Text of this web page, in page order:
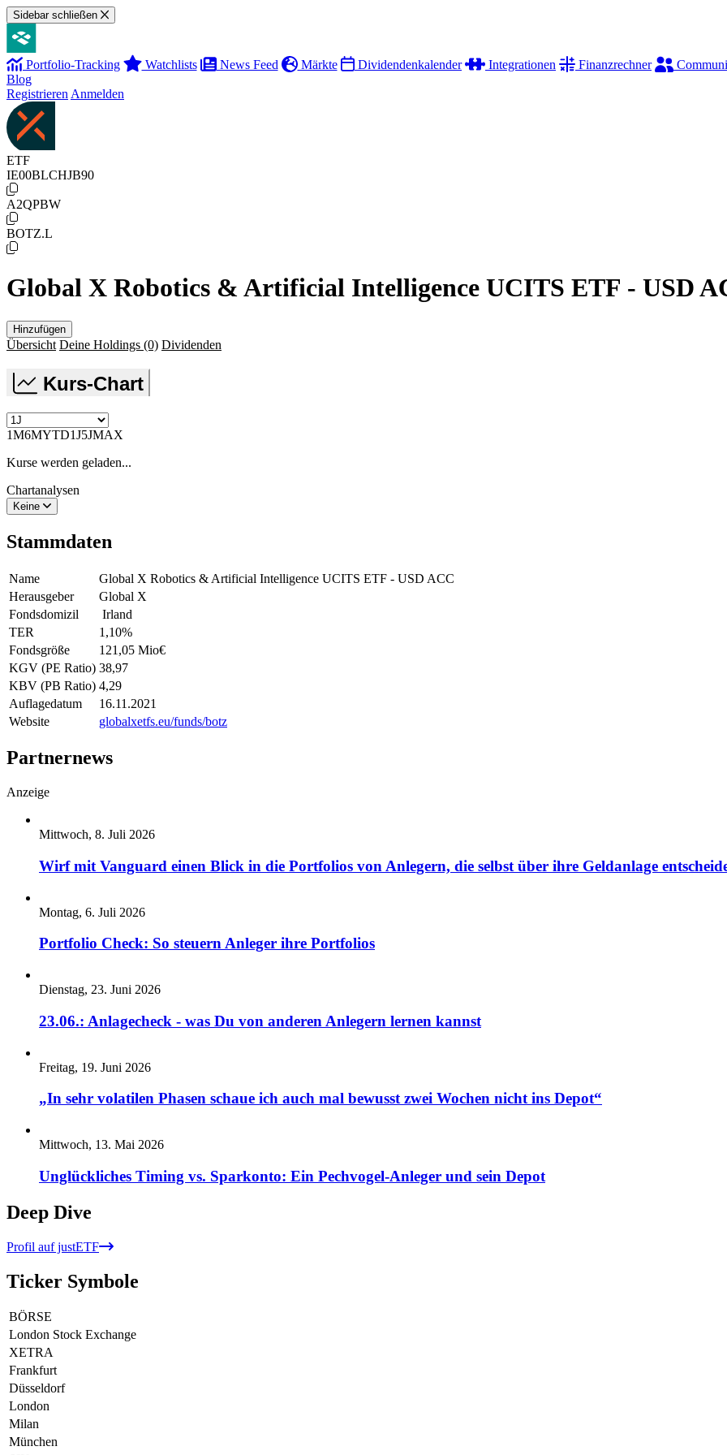
Sidebar schließen
Portfolio-Tracking Watchlists News Feed Märkte Dividendenkalender Integrationen Finanzrechner
Blog
Registrieren Anmelden
ETF
IE00BLCHJB90
A2QPBW
BOTZ.L
Global X Robotics & Artificial Intelligence UCITS ETF - USD
Hinzufügen
Übersicht Deine Holdings (0) Dividenden
Kurs-Chart
1M6MYTD1J5JMAX
Kurse werden geladen...
Chartanalysen
Keine
Stammdaten
Name
Global X Robotics & Artificial Intelligence UCITS ETF - USD ACC
Herausgeber
Global X
Fondsdomizil
Irland
TER
1,10%
Fondsgröße
121,05 Mio€
KGV (PE Ratio) 38,97
KBV (PB Ratio) 4,29
Auflagedatum
16.11.2021
Website
globalxetfs.eu/funds/botz
Partnernews
Anzeige
Mittwoch, 8. Juli 2026
Wirf mit Vanguard einen Blick in die Portfolios von Anlegern, die selbst über ihre Geldanlage
Montag, 6. Juli 2026
Portfolio Check: So steuern Anleger ihre Portfolios
Dienstag, 23. Juni 2026
23.06.: Anlagecheck - was Du von anderen Anlegern lernen kannst
Freitag, 19. Juni 2026
„In sehr volatilen Phasen schaue ich auch mal bewusst zwei Wochen nicht ins Depot“
Mittwoch, 13. Mai 2026
Unglückliches Timing vs. Sparkonto: Ein Pechvogel-Anleger und sein Depot
Deep Dive
Profil auf justETF
Ticker Symbole
BÖRSE
London Stock Exchange
XETRA
Frankfurt
Düsseldorf
London
Milan
München